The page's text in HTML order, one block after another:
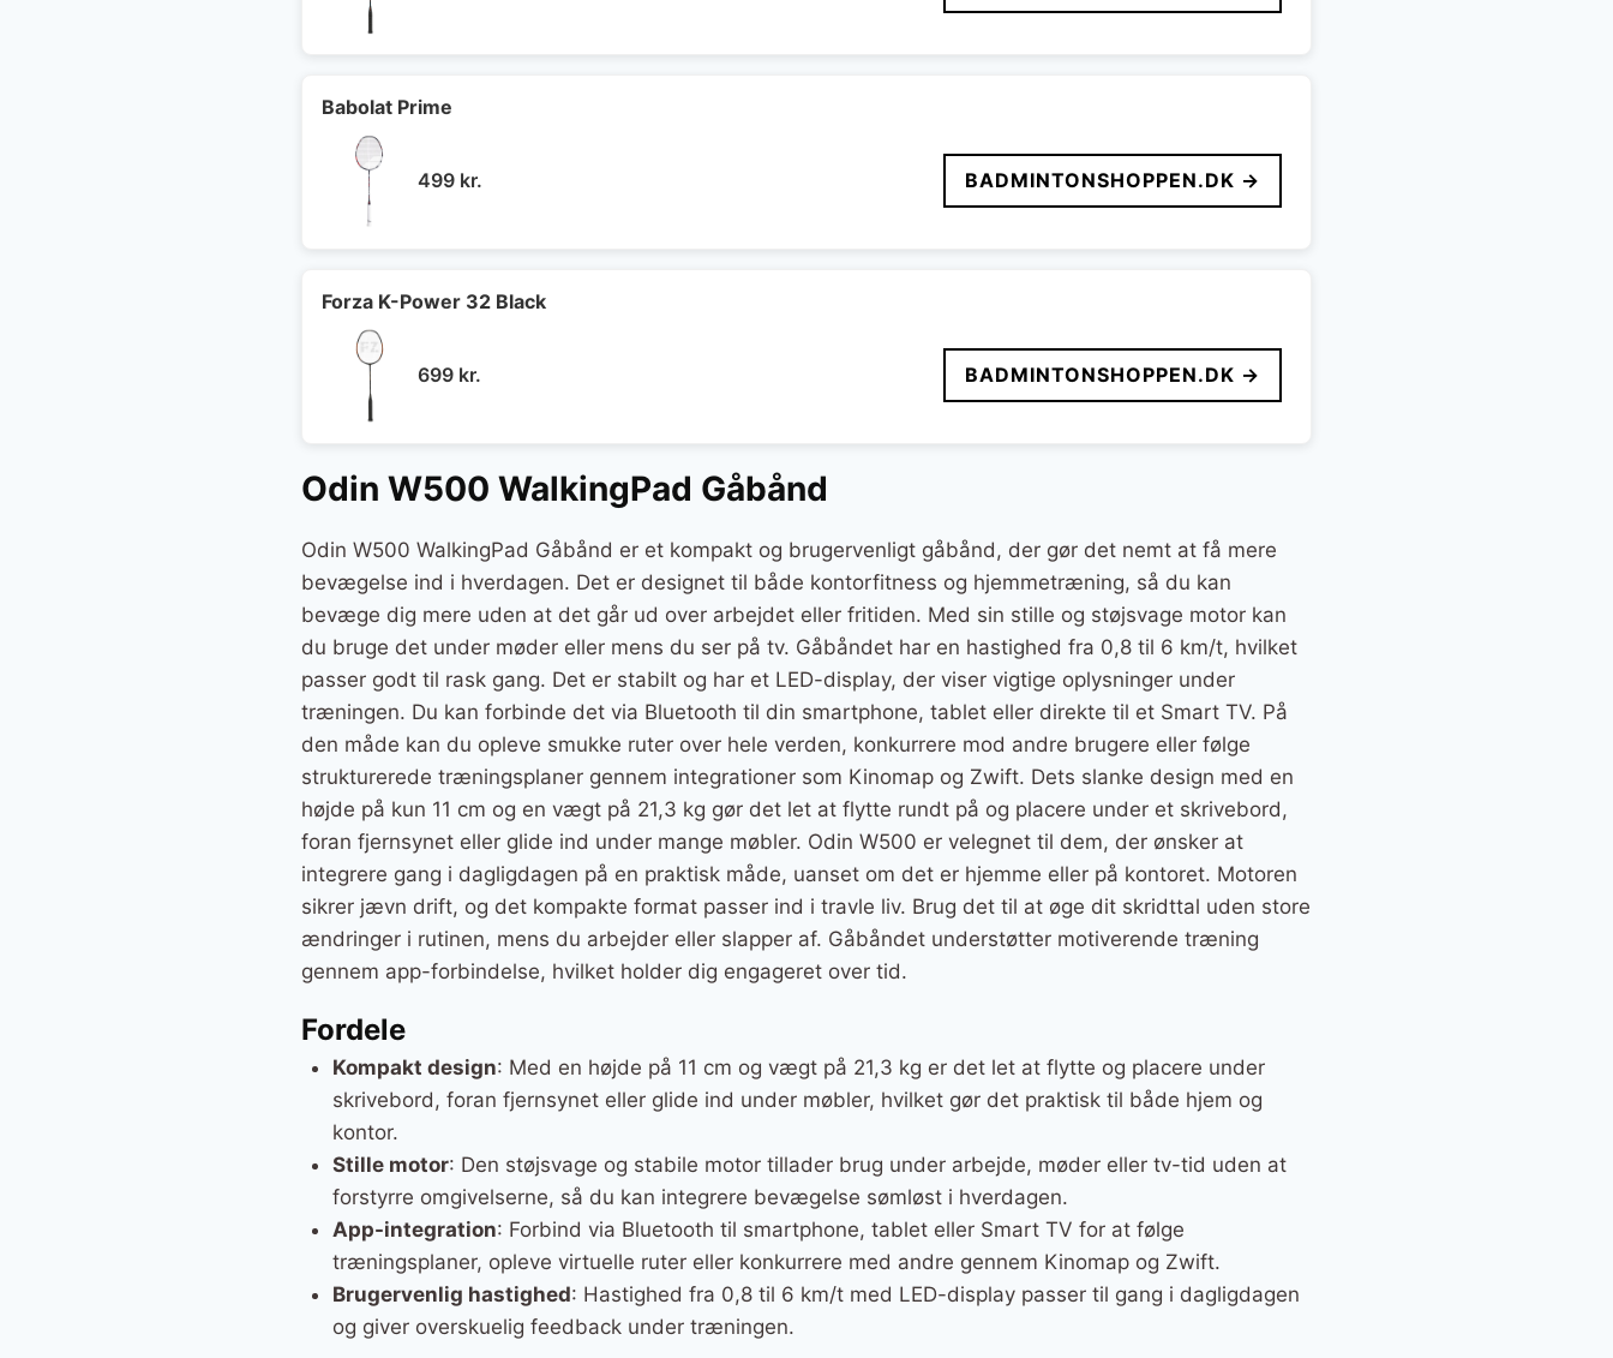
Babolat Prime
499 kr. BADMINTONSHOPPEN.DK →
Forza K-Power 32 Black
699 kr. BADMINTONSHOPPEN.DK →
Odin W500 WalkingPad Gåbånd
Odin W500 WalkingPad Gåbånd er et kompakt og brugervenligt gåbånd, der gør det nemt at få mere
bevægelse ind i hverdagen. Det er designet til både kontorfitness og hjemmetræning, så du kan
bevæge dig mere uden at det går ud over arbejdet eller fritiden. Med sin stille og støjsvage motor kan
du bruge det under møder eller mens du ser på tv. Gåbåndet har en hastighed fra 0,8 til 6 km/t, hvilket
passer godt til rask gang. Det er stabilt og har et LED-display, der viser vigtige oplysninger under
træningen. Du kan forbinde det via Bluetooth til din smartphone, tablet eller direkte til et Smart TV. På
den måde kan du opleve smukke ruter over hele verden, konkurrere mod andre brugere eller følge
strukturerede træningsplaner gennem integrationer som Kinomap og Zwift. Dets slanke design med en
højde på kun 11 cm og en vægt på 21,3 kg gør det let at flytte rundt på og placere under et skrivebord,
foran fjernsynet eller glide ind under mange møbler. Odin W500 er velegnet til dem, der ønsker at
integrere gang i dagligdagen på en praktisk måde, uanset om det er hjemme eller på kontoret. Motoren
sikrer jævn drift, og det kompakte format passer ind i travle liv. Brug det til at øge dit skridttal uden store
ændringer i rutinen, mens du arbejder eller slapper af. Gåbåndet understøtter motiverende træning
gennem app-forbindelse, hvilket holder dig engageret over tid.
Fordele
Kompakt design: Med en højde på 11 cm og vægt på 21,3 kg er det let at flytte og placere under
skrivebord, foran fjernsynet eller glide ind under møbler, hvilket gør det praktisk til både hjem og
kontor.
Stille motor: Den støjsvage og stabile motor tillader brug under arbejde, møder eller tv-tid uden at
forstyrre omgivelserne, så du kan integrere bevægelse sømløst i hverdagen.
App-integration: Forbind via Bluetooth til smartphone, tablet eller Smart TV for at følge
træningsplaner, opleve virtuelle ruter eller konkurrere med andre gennem Kinomap og Zwift.
Brugervenlig hastighed: Hastighed fra 0,8 til 6 km/t med LED-display passer til gang i dagligdagen
og giver overskuelig feedback under træningen.